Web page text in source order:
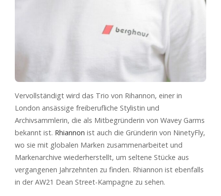
Vervollständigt wird das Trio von Rihannon, einer in
London ansässige freiberufliche Stylistin und
Archivsammlerin, die als Mitbegründerin von Wavey Garms
bekannt ist. Rhiannon ist auch die Gründerin von NinetyFly,
wo sie mit globalen Marken zusammenarbeitet und
Markenarchive wiederherstellt, um seltene Stücke aus
vergangenen Jahrzehnten zu finden. Rhiannon ist ebenfalls
in der AW21 Dean Street-Kampagne zu sehen.